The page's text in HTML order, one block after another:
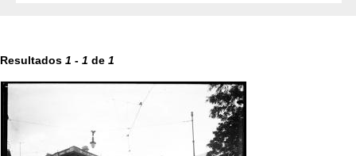
Resultados 1 - 1 de 1